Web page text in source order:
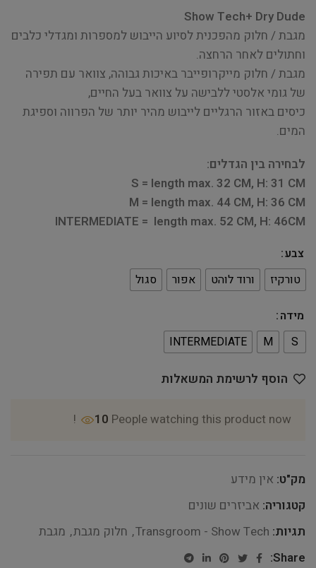
Show Tech+ Dry Dude
מגבת / חלוק מהפכנית לסיוע הייבוש למספרות ומגדלי כלבים
וחתולים לאחר הרחצה.
מגבת / חלוק מייקרופייבר באיכות גבוהה, צוואר עם תפירה
של גומי אלסטי ללבישה על צוואר בעל החיים,
כיסים באזור הרגליים לייבוש מהיר יותר של הפרווה וספיגת
המים.
לבחירה בין הגדלים:
S = length max. 32 CM, H: 31 CM
M = length max. 44 CM, H: 36 CM
INTERMEDIATE = length max. 52 CM, H: 46CM
צבע
טורקיז
ורוד לוהט אפור סגול
מידה
S
M
INTERMEDIATE
הוסף לרשימת המשאלות
10 People watching this product now!
מק"ט: אין מידע
קטגוריה: אביזרים שונים
תגיות: Transgroom - Show Tech
, חלוק מגבת, מגבת
Share: